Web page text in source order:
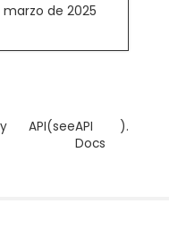
de 2025
API(seeAPI
Docs
).